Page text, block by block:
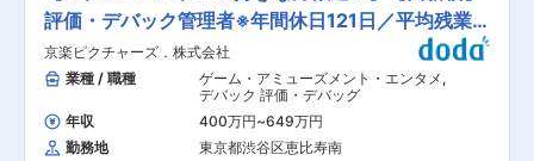
期的なキャリア形成を支援する環境で、技術者と
して成長し、将来的にはマネジメント業務に携わ
ることも視野に入れたキャリアパスが描けます。
社のローカライズチームは20名で構成されていま
す。内訳は正社員15名、派遣アルバイトが5名で
す。チームは多国籍であり、特に欧米からのメン
バーも含まれています。英語チェッカーとして、
多様なバックグラウンドを持つメンバーと協力し
ながら、品質の高いローカライズを実現します。
■キャリアパス： このポジションでは、技術者と
してのスキルを磨くだけでなく、将来的にはマネ
ていただきます。 ・映像、システムのチェック管
理 商品としてリリースする最後の砦となり、映
像、システムの不具合が残っていないか、最終チ
ェックと管理を行っていただきます。 ・チェック
方針の検討及び、問題傾向のデータベース化 過去
の経験より、チェック方針、試験内容を決定。 ま
た検出した問題をデータベース化することによ
り、次商品へ経験を生かしていただきます。 ・レ
評価・デバック管理者※年間休日121日／平均残業
15H
京楽ピクチャーズ．株式会社
業種 / 職種
ゲーム・アミューズメント・エンタメ ,
デバック 評価・デバッグ
年収
400万円~649万円
勤務地
東京都渋谷区恵比寿南